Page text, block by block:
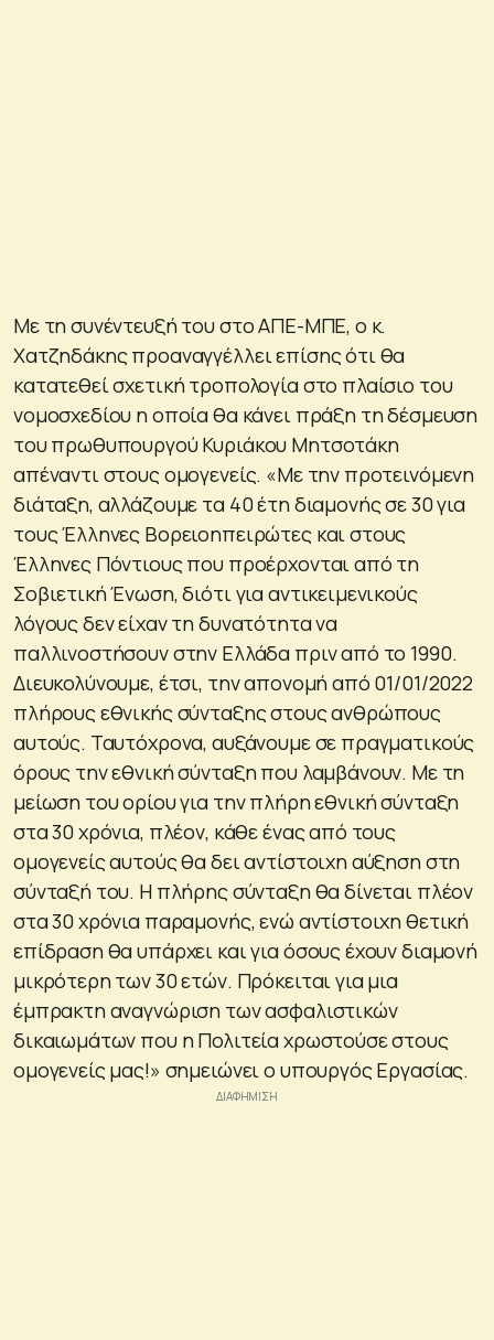
Με τη συνέντευξή του στο ΑΠΕ-ΜΠΕ, ο κ.
Χατζηδάκης προαναγγέλλει επίσης ότι θα
κατατεθεί σχετική τροπολογία στο πλαίσιο του
νομοσχεδίου η οποία θα κάνει πράξη τη δέσμευση
του πρωθυπουργού Κυριάκου Μητσοτάκη
απέναντι στους ομογενείς. «Με την προτεινόμενη
διάταξη, αλλάζουμε τα 40 έτη διαμονής σε 30 για
τους Έλληνες Βορειοηπειρώτες και στους
Έλληνες Πόντιους που προέρχονται από τη
Σοβιετική Ένωση, διότι για αντικειμενικούς
λόγους δεν είχαν τη δυνατότητα να
παλλινοστήσουν στην Ελλάδα πριν από το 1990.
Διευκολύνουμε, έτσι, την απονομή από 01/01/2022
πλήρους εθνικής σύνταξης στους ανθρώπους
αυτούς. Ταυτόχρονα, αυξάνουμε σε πραγματικούς
όρους την εθνική σύνταξη που λαμβάνουν. Με τη
μείωση του ορίου για την πλήρη εθνική σύνταξη
στα 30 χρόνια, πλέον, κάθε ένας από τους
ομογενείς αυτούς θα δει αντίστοιχη αύξηση στη
σύνταξή του. Η πλήρης σύνταξη θα δίνεται πλέον
στα 30 χρόνια παραμονής, ενώ αντίστοιχη θετική
επίδραση θα υπάρχει και για όσους έχουν διαμονή
μικρότερη των 30 ετών. Πρόκειται για μια
έμπρακτη αναγνώριση των ασφαλιστικών
δικαιωμάτων που η Πολιτεία χρωστούσε στους
ομογενείς μας!» σημειώνει ο υπουργός Εργασίας.